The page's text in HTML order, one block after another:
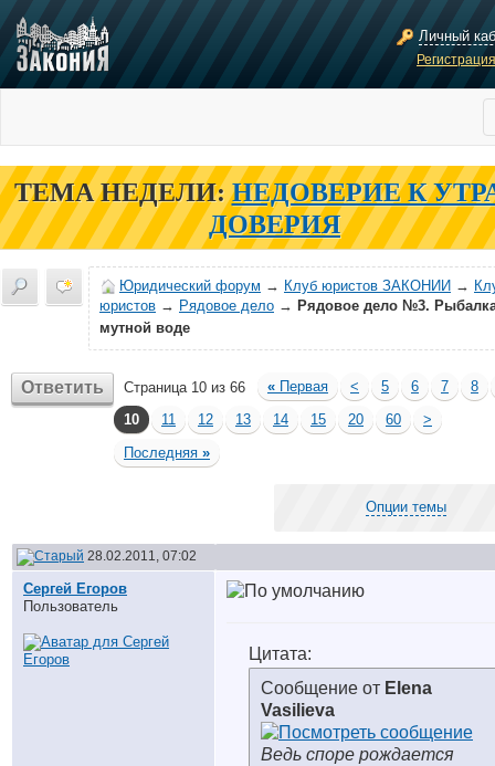
Личный
ТЕМА НЕДЕЛИ: НЕДОВЕРИЕ К
ДОВЕРИЯ
Юридический форум → Клуб юристов ЗАКОНИИ →
юристов → Рядовое дело → Рядовое дело №3.
мутной воде
Ответить Страница 10 из 66 « Первая < 5 6 7
8
10
11 12 13 14 15 20 60
>
Последняя »
Опции темы
28.02.2011, 07:02
Сергей Егоров
Пользователь
Цитата:
Сообщение от Elena
Vasilieva
Ведь споре рождается